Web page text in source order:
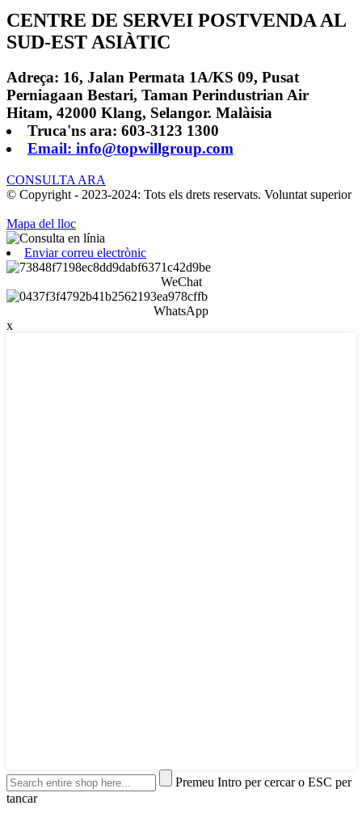
CENTRE DE SERVEI POSTVENDA AL
SUD-EST ASIÀTIC
Adreça: 16, Jalan Permata 1A/KS 09, Pusat
Perniagaan Bestari, Taman Perindustrian Air
Hitam, 42000 Klang, Selangor. Malàisia
Truca'ns ara: 603-3123 1300
Email: info@topwillgroup.com
CONSULTA ARA
© Copyright - 2023-2024: Tots els drets reservats. Voluntat superior
Mapa del lloc
Enviar correu electrònic
WeChat
WhatsApp
x
Premeu Intro per cercar o ESC per
tancar